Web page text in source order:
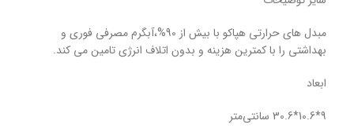
مبدل های حرارتی هپاکو با بیش از 90%،آبگرم مصرفی فوری و
بهداشتی را با کمترین هزینه و بدون اتلاف انرژی تامین می کند.
ابعاد
9*10.6*30.6 سانتی‌متر